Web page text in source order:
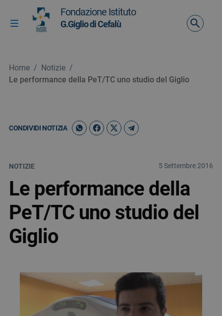
Vai ai contenuti
Vai al menu di navigazione
Vai al footer
Attiva / disattiva la navigazione
Fondazione Istituto
G.Giglio di Cefalù
Home / Notizie /
Le performance della PeT/TC uno studio del Giglio
CONDIVIDI NOTIZIA
NOTIZIE 5 Settembre 2016
Le performance della
PeT/TC uno studio del
Giglio